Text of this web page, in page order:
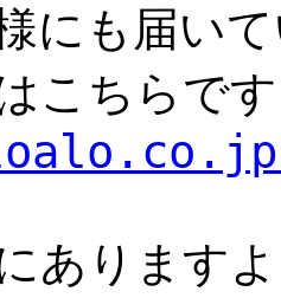
にも届い
こちらで
あります